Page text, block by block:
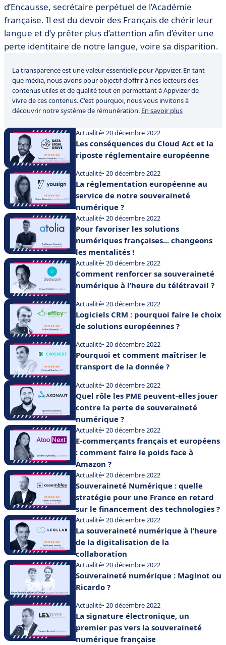
d’Encausse, secrétaire perpétuel de l’Académie
française. Il est du devoir des Français de chérir leur
langue et d’y prêter plus d’attention afin d’éviter une
perte identitaire de notre langue, voire sa disparition.
La transparence est une valeur essentielle pour Appvizer. En tant
que média, nous avons pour objectif d'offrir à nos lecteurs des
contenus utiles et de qualité tout en permettant à Appvizer de
vivre de ces contenus. C'est pourquoi, nous vous invitons à
découvrir notre système de rémunération. En savoir plus
Actualité• 20 décembre 2022
Les conséquences du Cloud Act et la
riposte réglementaire européenne
Actualité• 20 décembre 2022
La réglementation européenne au
service de notre souveraineté
numérique ?
Actualité• 20 décembre 2022
Pour favoriser les solutions
numériques françaises... changeons
les mentalités !
Actualité• 20 décembre 2022
Comment renforcer sa souveraineté
numérique à l’heure du télétravail ?
Actualité• 20 décembre 2022
Logiciels CRM : pourquoi faire le choix
de solutions européennes ?
Actualité• 20 décembre 2022
Pourquoi et comment maîtriser le
transport de la donnée ?
Actualité• 20 décembre 2022
Quel rôle les PME peuvent-elles jouer
contre la perte de souveraineté
numérique ?
Actualité• 20 décembre 2022
E-commerçants français et européens
: comment faire le poids face à
Amazon ?
Actualité• 20 décembre 2022
Souveraineté Numérique : quelle
stratégie pour une France en retard
sur le financement des technologies ?
Actualité• 20 décembre 2022
La souveraineté numérique à l’heure
de la digitalisation de la
collaboration
Actualité• 20 décembre 2022
Souveraineté numérique : Maginot ou
Ricardo ?
Actualité• 20 décembre 2022
La signature électronique, un
premier pas vers la souveraineté
numérique française